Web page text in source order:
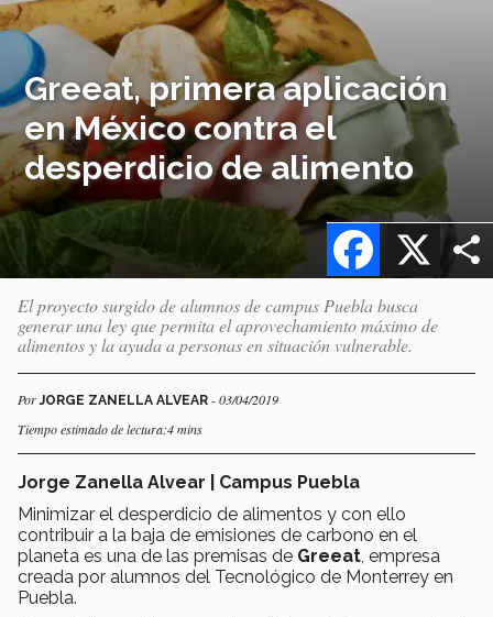
Greeat, primera aplicación
en México contra el
desperdicio de alimento
X
Facebook
El proyecto surgido de alumnos de campus Puebla busca
generar una ley que permita el aprovechamiento máximo de
alimentos y la ayuda a personas en situación vulnerable.
PorJORGE ZANELLA ALVEAR - 03/04/2019
Tiempo estimado de lectura:4 mins
Jorge Zanella Alvear | Campus Puebla
Minimizar el desperdicio de alimentos y con ello
contribuir a la baja de emisiones de carbono en el
planeta es una de las premisas de Greeat , empresa
creada por alumnos del Tecnológico de Monterrey en
Puebla.